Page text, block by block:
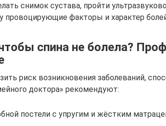
снимок сустава, пройти
провоцирующие факторы и характер
спина не болела?
риск возникновения заболеваний,
доктора» рекомендуют:
постели с упругим и жёстким